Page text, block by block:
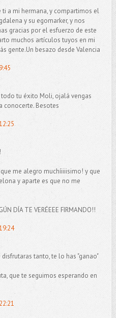
ti a mi hermana, y compartimos el
y su egomarker, y nos
gracias por el esfuerzo de este
muchos artículos tuyos en mi
gente.Un besazo desde Valencia
tu éxito Moli, ojalá vengas
conocerte. Besotes
me alegro muchíiiiisimo! y que
y aparte es que no me
DÍA TE VERÉEEE FIRMANDO!!
tanto, te lo has "ganao"
que te seguimos esperando en